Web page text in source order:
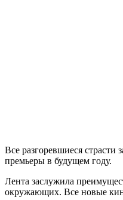
Все разгоревшиеся страсти
премьеры в будущем году.
Лента заслужила
окружающих. Все новые